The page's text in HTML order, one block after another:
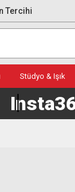
Tercihi
Stüdyo & Işık